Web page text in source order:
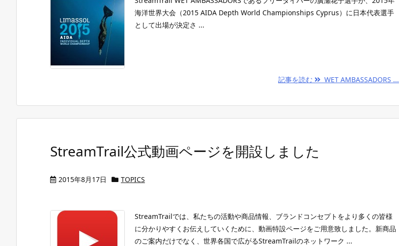
海洋世界大会（2015 AIDA Depth World Championships Cyprus）に日本代表選手
として出場が決定さ ...
記事を読む WET AMBASSADORS ...
StreamTrail公式動画ページを開設しました
2015年8月17日 TOPICS
StreamTrailでは、私たちの活動や商品情報、ブランドコンセプトをより多くの皆様
に分かりやすくお伝えしていくために、動画特設ページをご用意致しました。新商品
のご案内だけでなく、世界各国で広がるStreamTrailのネットワーク ...